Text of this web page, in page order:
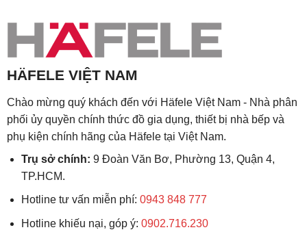
HÄFELE VIỆT NAM
Chào mừng quý khách đến với Häfele Việt Nam - Nhà phân
phối ủy quyền chính thức đồ gia dụng, thiết bị nhà bếp và
phụ kiện chính hãng của Häfele tại Việt Nam.
Trụ sở chính: 9 Đoàn Văn Bơ, Phường 13, Quận 4,
TP.HCM.
Hotline tư vấn miễn phí: 0943 848 777
Hotline khiếu nại, góp ý: 0902.716.230